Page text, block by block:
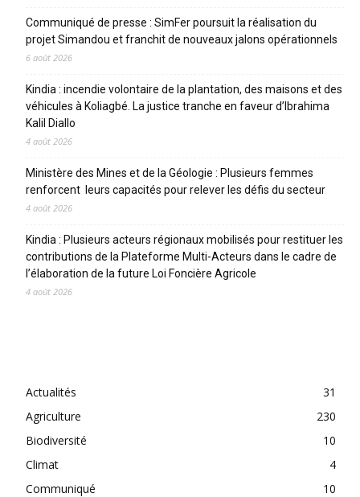
Communiqué de presse : SimFer poursuit la réalisation du
projet Simandou et franchit de nouveaux jalons opérationnels
6 août 2026
Kindia : incendie volontaire de la plantation, des maisons et des
véhicules à Koliagbé. La justice tranche en faveur d’Ibrahima
Kalil Diallo
4 août 2026
Ministère des Mines et de la Géologie : Plusieurs femmes
renforcent leurs capacités pour relever les défis du secteur
4 août 2026
Kindia : Plusieurs acteurs régionaux mobilisés pour restituer les
contributions de la Plateforme Multi-Acteurs dans le cadre de
l’élaboration de la future Loi Foncière Agricole
4 août 2026
Actualités
31
Agriculture
230
Biodiversité
10
Climat
4
Communiqué
10